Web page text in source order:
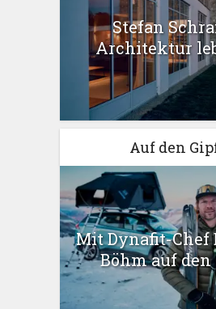
Stefan
Architektur
Auf den
Mit Dynafit-Chef
Böhm auf den